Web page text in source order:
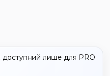
доступний лише для PRO